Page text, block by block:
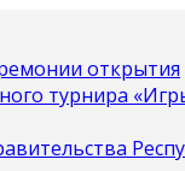
открытия
турнира